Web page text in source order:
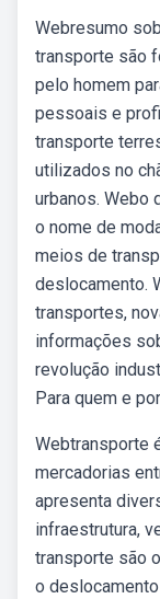
Webresumo
transporte são
pelo homem
pessoais e
transporte
utilizados no
urbanos. Webo
o nome de
meios de
deslocamento.
transportes,
informações
revolução
Para quem e
Webtransporte
mercadorias
apresenta
infraestrutura,
transporte são
o